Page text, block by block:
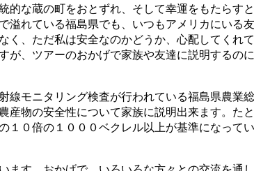
的な蔵の町をおとずれ、そして幸運をもたらす
溢れている福島県でも、いつもアメリカにいる
く、ただ私は安全なのかどうか、心配してくれ
が、ツアーのおかげで家族や友達に説明するの
モニタリング検査が行われている福島県農業
産物の安全性について家族に説明出来ます。た
１０倍の１０００ベクレル以上が基準になって